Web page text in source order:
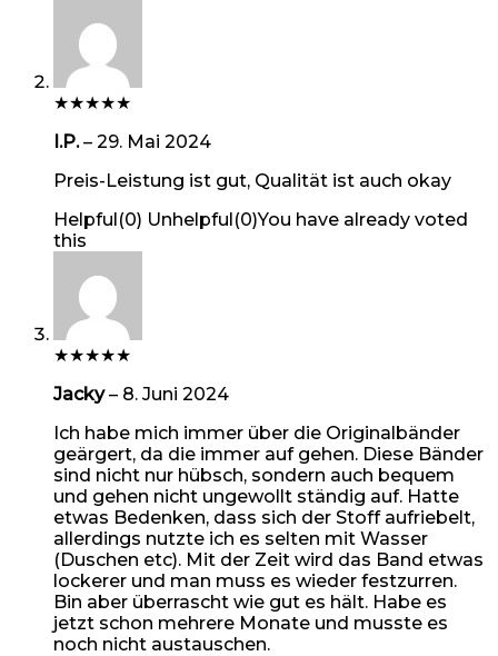
★★★★★
I.P.– 29. Mai 2024
Preis-Leistung ist gut, Qualität ist auch okay
Helpful(0) Unhelpful(0)You have already voted
this
★★★★★
Jacky– 8. Juni 2024
Ich habe mich immer über die Originalbänder
geärgert, da die immer auf gehen. Diese Bänder
sind nicht nur hübsch, sondern auch bequem
und gehen nicht ungewollt ständig auf. Hatte
etwas Bedenken, dass sich der Stoff aufriebelt,
allerdings nutzte ich es selten mit Wasser
(Duschen etc). Mit der Zeit wird das Band etwas
lockerer und man muss es wieder festzurren.
Bin aber überrascht wie gut es hält. Habe es
jetzt schon mehrere Monate und musste es
noch nicht austauschen.